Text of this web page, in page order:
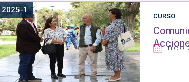
2025-1
CURSO
Inicio: